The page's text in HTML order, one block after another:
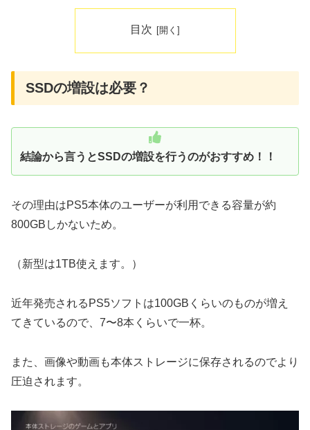
目次
SSDの増設は必要？
結論から言うとSSDの増設を行うのがおすすめ！！
その理由はPS5本体のユーザーが利用できる容量が約
800GBしかないため。
（新型は1TB使えます。）
近年発売されるPS5ソフトは100GBくらいのものが増え
てきているので、7〜8本くらいで一杯。
また、画像や動画も本体ストレージに保存されるのでより
圧迫されます。